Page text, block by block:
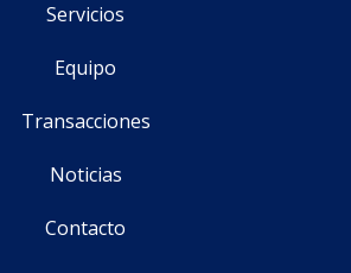
Servicios
Equipo
Transacciones
Noticias
Contacto